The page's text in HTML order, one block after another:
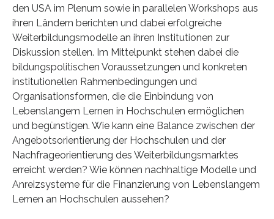
den USA im Plenum sowie in parallelen Workshops aus
ihren Ländern berichten und dabei erfolgreiche
Weiterbildungsmodelle an ihren Institutionen zur
Diskussion stellen. Im Mittelpunkt stehen dabei die
bildungspolitischen Voraussetzungen und konkreten
institutionellen Rahmenbedingungen und
Organisationsformen, die die Einbindung von
Lebenslangem Lernen in Hochschulen ermöglichen
und begünstigen. Wie kann eine Balance zwischen der
Angebotsorientierung der Hochschulen und der
Nachfrageorientierung des Weiterbildungsmarktes
erreicht werden? Wie können nachhaltige Modelle und
Anreizsysteme für die Finanzierung von Lebenslangem
Lernen an Hochschulen aussehen?